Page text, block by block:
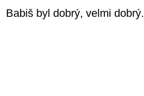
Babiš byl dobrý, velmi dobrý.